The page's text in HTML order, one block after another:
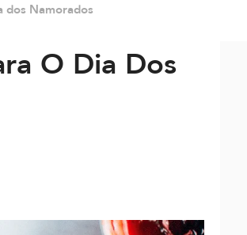
dos Namorados
O Dia Dos